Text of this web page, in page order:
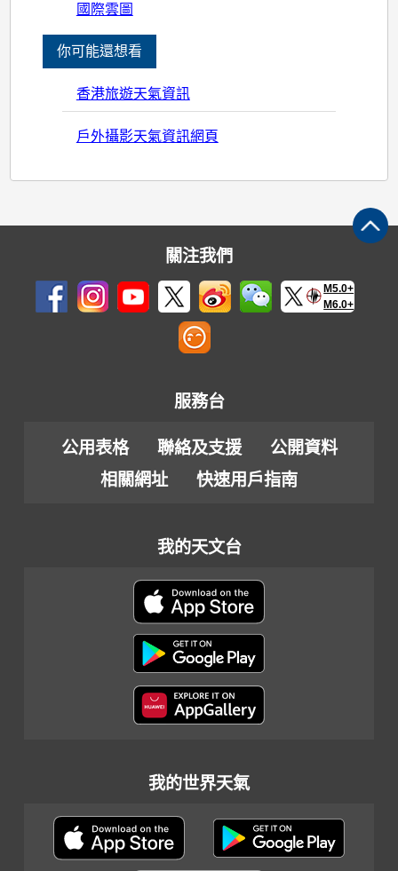
國際雲圖
你可能還想看
香港旅遊天氣資訊
戶外攝影天氣資訊網頁
關注我們
M5.0+
M6.0+
服務台
公用表格 聯絡及支援
公開資料
相關網址
快速用戶指南
我的天文台
我的世界天氣